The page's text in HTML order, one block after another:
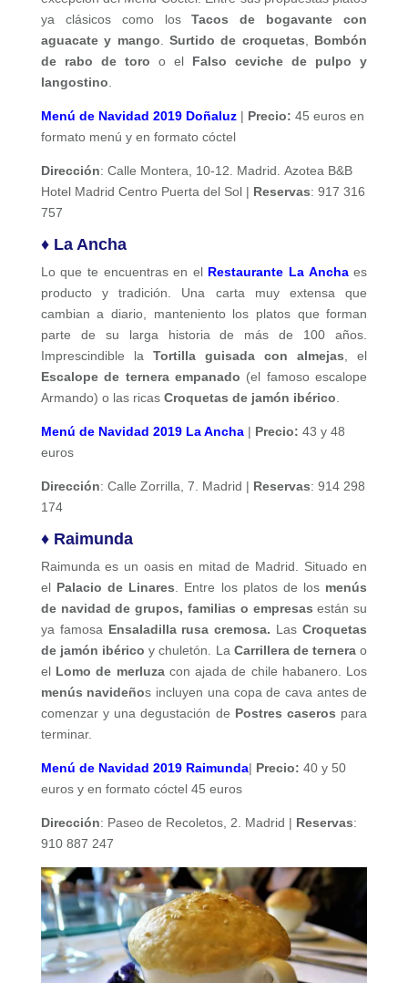
ya clásicos como losTacos de bogavante con
aguacate y mango
Surtido de croquetas
Bombón
de rabo de toro o el Falso ceviche de pulpo y
langostino
Menú de Navidad 2019 Doñaluz | Precio: 45 euros en
formato menú y en formato cóctel
Dirección: Calle Montera, 10-12. Madrid. Azotea B&B
Hotel Madrid Centro Puerta del Sol | Reservas: 917 316
757
♦ La Ancha
Lo que te encuentras en el Restaurante La Anchaes
producto y tradición. Una carta muy extensa que
cambian a diario, manteniento los platos que forman
parte de su larga historia de más de 100 años.
Imprescindible la Tortilla guisada con almejas , el
Escalope de ternera empanado (el famoso escalope
Armando) o las ricas Croquetas de jamón ibérico
Menú de Navidad 2019 La Ancha | Precio: 43 y 48
euros
Dirección: Calle Zorrilla, 7. Madrid | Reservas: 914 298
174
♦ Raimunda
Raimunda es un oasis en mitad de Madrid. Situado en
el Palacio de Linares . Entre los platos de los menús
de navidad de grupos, familias o empresas están su
ya famosa Ensaladilla rusa cremosa. LasCroquetas
de jamón ibérico y chuletón. La Carrillera de ternera o
el Lomo de merluzacon ajada de chile habanero. Los
menús navideños incluyen una copa de cava antes de
comenzar y una degustación de Postres caseros para
terminar.
Menú de Navidad 2019 Raimunda| Precio: 40 y 50
euros y en formato cóctel 45 euros
Dirección: Paseo de Recoletos, 2. Madrid | Reservas:
910 887 247